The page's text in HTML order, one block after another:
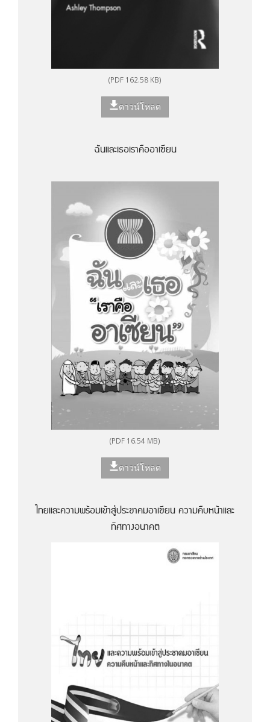
(PDF 162.58 KB)
ดาวน์โหลด
ฉันและเธอเราคืออาเซียน
(PDF 16.54 MB)
ดาวน์โหลด
ไทยและความพร้อมเข้าสู่ประชาคมอาเซียน ความคืบหน้าและ
ทิศทางอนาคต